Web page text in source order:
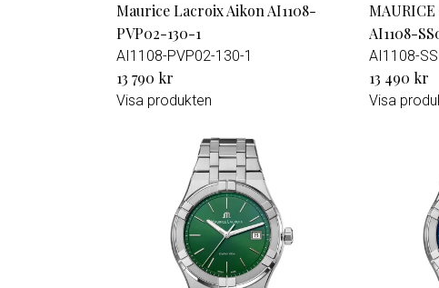
Maurice Lacroix Aikon AI1108-
PVP02-130-1
AI1108-PVP02-130-1
13 790 kr
Visa produkten
AI1108-
AI1108-
13 490 kr
Visa